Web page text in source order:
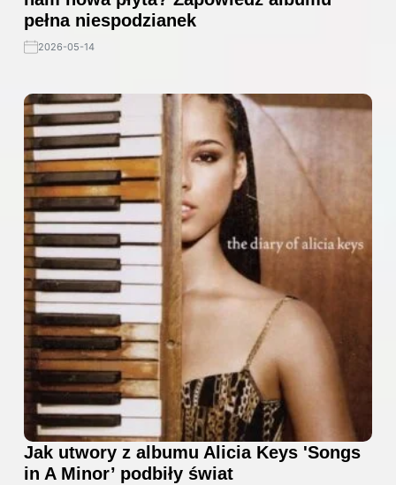
pełna niespodzianek
2026-05-14
Jak utwory z albumu Alicia Keys 'Songs
in A Minor’ podbiły świat